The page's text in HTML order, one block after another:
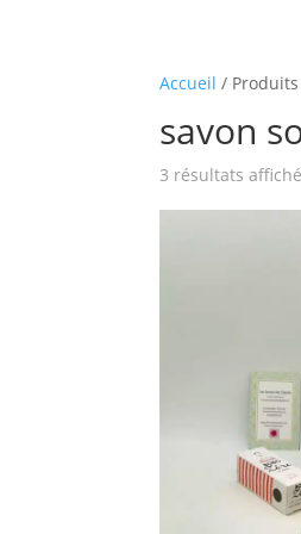
Accueil / Produits
savon
3 résultats